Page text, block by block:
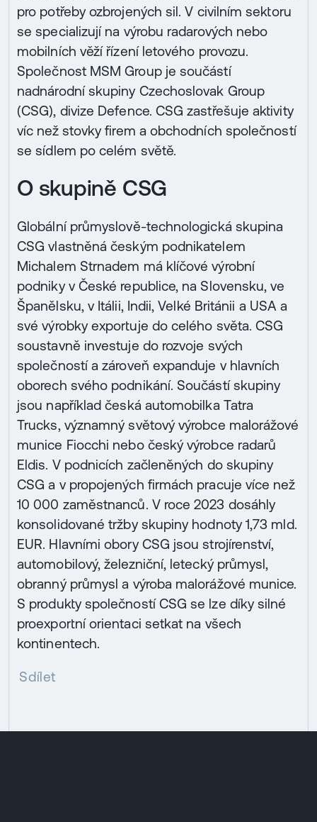
pro potřeby ozbrojených sil. V civilním sektoru
se specializují na výrobu radarových nebo
mobilních věží řízení letového provozu.
Společnost MSM Group je součástí
nadnárodní skupiny Czechoslovak Group
(CSG), divize Defence. CSG zastřešuje aktivity
víc než stovky firem a obchodních společností
se sídlem po celém světě.
O skupině CSG
Globální průmyslově-technologická skupina
CSG vlastněná českým podnikatelem
Michalem Strnadem má klíčové výrobní
podniky v České republice, na Slovensku, ve
Španělsku, v Itálii, Indii, Velké Británii a USA a
své výrobky exportuje do celého světa. CSG
soustavně investuje do rozvoje svých
společností a zároveň expanduje v hlavních
oborech svého podnikání. Součástí skupiny
jsou například česká automobilka Tatra
Trucks, významný světový výrobce malorážové
munice Fiocchi nebo český výrobce radarů
Eldis. V podnicích začleněných do skupiny
CSG a v propojených firmách pracuje více než
10 000 zaměstnanců. V roce 2023 dosáhly
konsolidované tržby skupiny hodnoty 1,73 mld.
EUR. Hlavními obory CSG jsou strojírenství,
automobilový, železniční, letecký průmysl,
obranný průmysl a výroba malorážové munice.
S produkty společností CSG se lze díky silné
proexportní orientaci setkat na všech
kontinentech.
Sdílet